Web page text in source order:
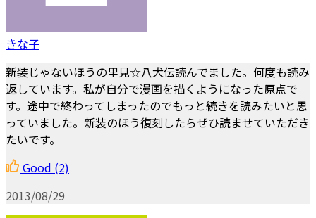
きな子
新装じゃないほうの里見☆八犬伝読んでました。何度も読み
返しています。私が自分で漫画を描くようになった原点で
す。途中で終わってしまったのでもっと続きを読みたいと思
っていました。新装のほう復刻したらぜひ読ませていただき
たいです。
Good (2)
2013/08/29